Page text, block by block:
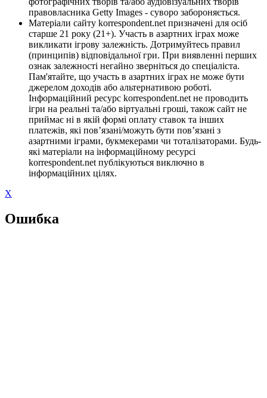
правовласника Getty Images - суворо забороняється.
Матеріали сайту korrespondent.net призначені для осіб
старше 21 року (21+). Участь в азартних іграх може
викликати ігрову залежність. Дотримуйтесь правил
(принципів) відповідальної гри. При виявленні перших
ознак залежності негайно зверніться до спеціаліста.
Пам'ятайте, що участь в азартних іграх не може бути
джерелом доходів або альтернативою роботі.
Інформаційний ресурс korrespondent.net не проводить
ігри на реальні та/або віртуальні гроші, також сайт не
приймає ні в якій формі оплату ставок та інших
платежів, які пов’язані/можуть бути пов’язані з
азартними іграми, букмекерами чи тоталізаторами. Будь-
які матеріали на інформаційному ресурсі
korrespondent.net публікуються виключно в
інформаційних цілях.
X
Ошибка